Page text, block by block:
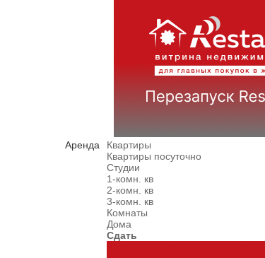
Аренда
Квартиры
Квартиры посуточно
Студии
1-комн. кв
2-комн. кв
3-комн. кв
Комнаты
Дома
Сдать